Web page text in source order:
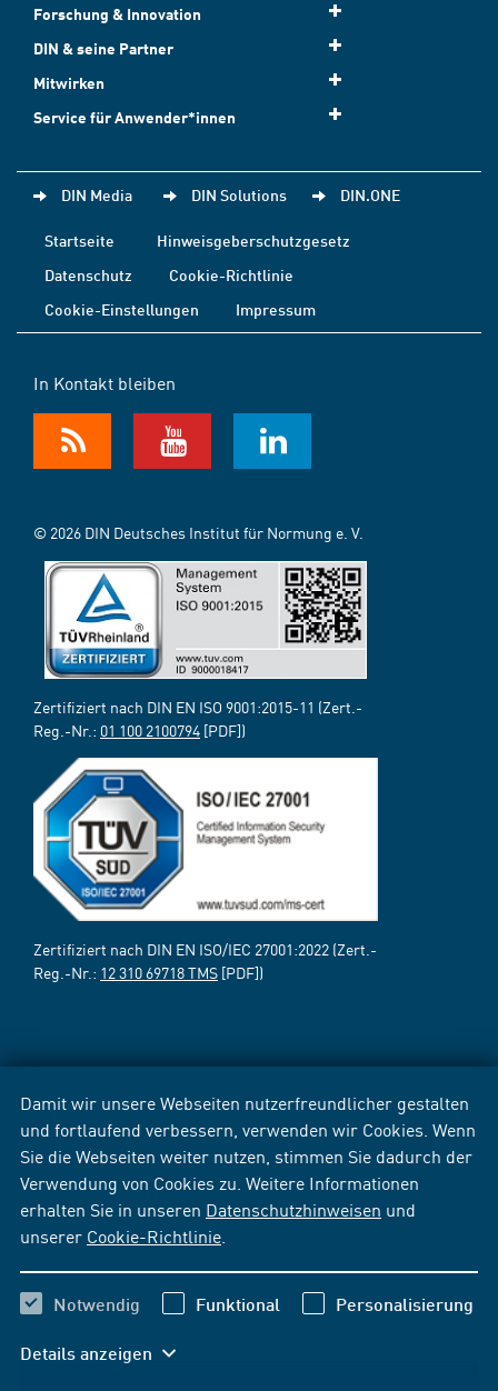
Damit wir unsere Webseiten nutzerfreundlicher gestalten
und fortlaufend verbessern, verwenden wir Cookies. Wenn
Sie die Webseiten weiter nutzen, stimmen Sie dadurch der
Verwendung von Cookies zu. Weitere Informationen
erhalten Sie in unseren Datenschutzhinweisen und
unserer Cookie-Richtlinie
Notwendig Funktional Personalisierung
Details anzeigen
Forschung & Innovation
DIN & seine Partner
Mitwirken
Service für Anwender*innen
DIN Media DIN Solutions DIN.ONE
Startseite
Hinweisgeberschutzgesetz
Datenschutz
Cookie-Richtlinie
Cookie-Einstellungen
Impressum
In Kontakt bleiben
© 2026 DIN Deutsches Institut für Normung e. V.
Zertifiziert nach DIN EN ISO 9001:2015-11 (Zert.-
Reg.-Nr.: 01 100 2100794 [PDF])
Zertifiziert nach DIN EN ISO/IEC 27001:2022 (Zert.-
Reg.-Nr.: 12 310 69718 TMS [PDF])